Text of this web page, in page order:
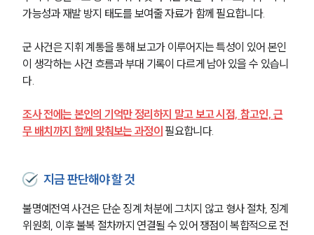
가능성과 재발 방지 태도를 보여줄 자료가 함께 필요합니다.
군 사건은 지휘 계통을 통해 보고가 이루어지는 특성이 있어 본인
이 생각하는 사건 흐름과 부대 기록이 다르게 남아 있을 수 있습니
다.
조사 전에는 본인의 기억만 정리하지 말고 보고 시점, 참고인, 근
무 배치까지 함께 맞춰보는 과정이 필요합니다.
지금 판단해야 할 것
불명예전역 사건은 단순 징계 처분에 그치지 않고 형사 절차, 징계
위원회, 이후 불복 절차까지 연결될 수 있어 쟁점이 복합적으로 전